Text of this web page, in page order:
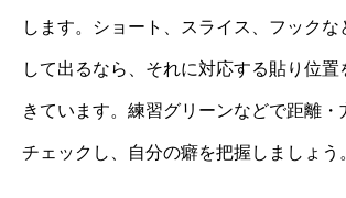
します。ショート、スライス、フックな
して出るなら、それに対応する貼り位
きています。練習グリーンなどで距離・
チェックし、自分の癖を把握しましょう